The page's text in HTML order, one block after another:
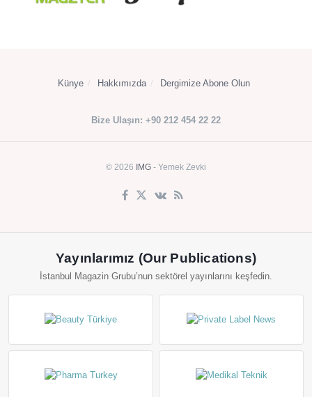
Künye Hakkımızda Dergimize Abone Olun
Bize Ulaşın: +90 212 454 22 22
© 2026 IMG - Yemek Zevki
Yayınlarımız (Our Publications)
İstanbul Magazin Grubu’nun sektörel yayınlarını keşfedin.